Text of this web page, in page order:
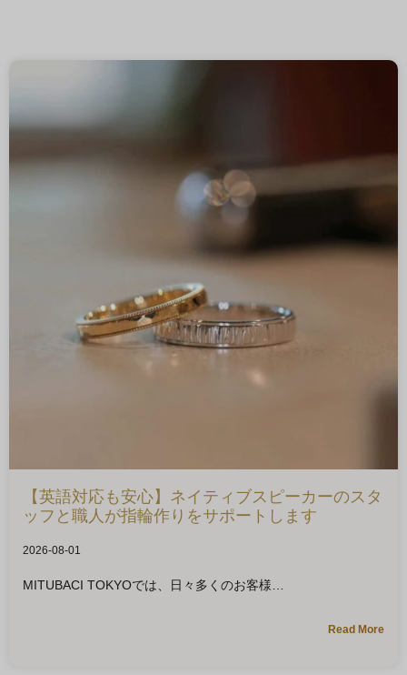
【英語対応も安心】ネイティブスピーカーのスタ
ッフと職人が指輪作りをサポートします
2026-08-01
MITUBACI TOKYOでは、日々多くのお客様
Read More